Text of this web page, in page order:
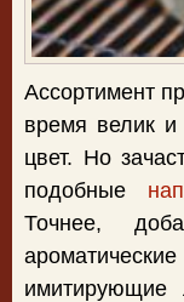
Ассортимент
время велик
цвет. Но
подобные
Точнее,
имитирующие